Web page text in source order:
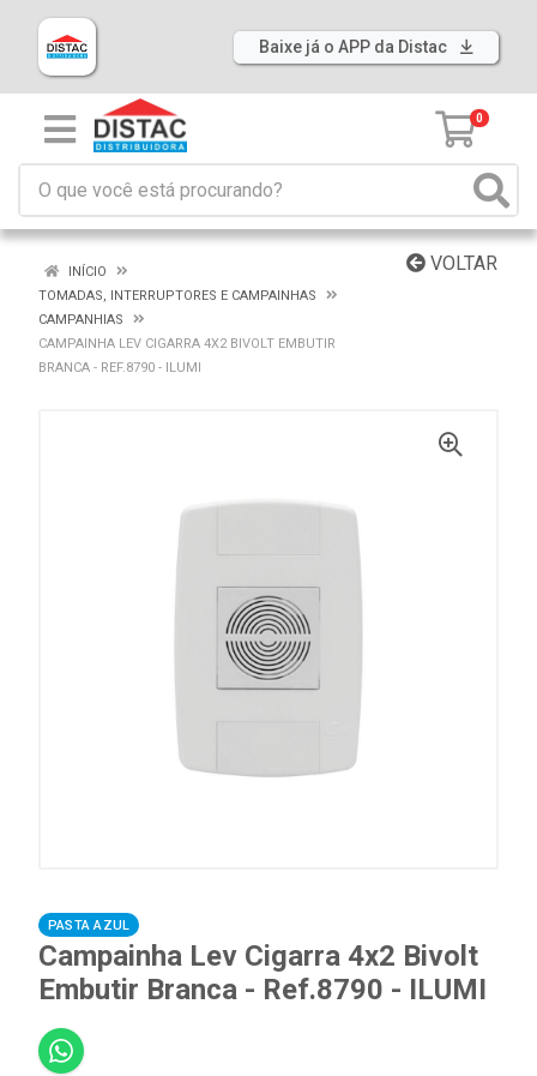
Baixe já o APP da Distac
0
VOLTAR
INÍCIO
TOMADAS, INTERRUPTORES E CAMPAINHAS
CAMPANHIAS
CAMPAINHA LEV CIGARRA 4X2 BIVOLT EMBUTIR
BRANCA - REF.8790 - ILUMI
PASTA AZUL
Campainha Lev Cigarra 4x2 Bivolt
Embutir Branca - Ref.8790 - ILUMI